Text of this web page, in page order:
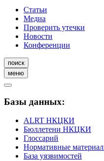
Статьи
Медиа
Проверить утечки
Новости
Конференции
поиск
меню
Базы данных:
ALRT НКЦКИ
Бюллетени НКЦКИ
Глоссарий
Нормативные
База уязвимостей